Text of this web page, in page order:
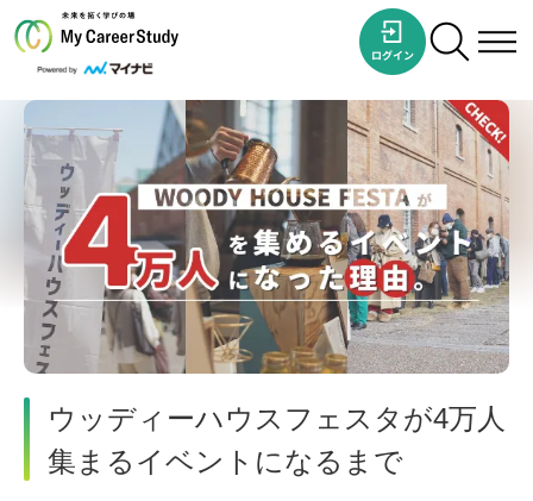
ウッディーハウスフェスタが4万人
集まるイベントになるまで